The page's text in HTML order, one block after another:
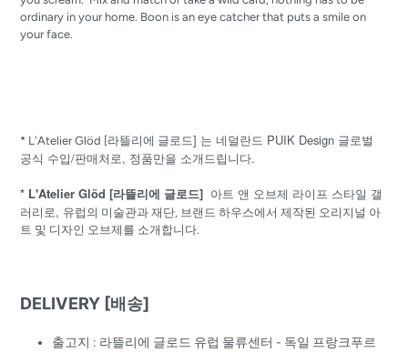
ordinary in your home. Boon is an eye catcher that puts a smile on
your face.
* L'Atelier Glöd [라뜰리에 글로드] 는 네덜란드 PUIK Design 글로벌
공식 수입/판매처로, 정품만을 소개드립니다.
* L'Atelier Glöd [라뜰리에 글로드] 아트 앤 오브제 라이프 스타일 갤
러리로, 유럽의 미술관과 재단, 브랜드 하우스에서 제작된 오리지널 아
트 및 디자인 오브제를 소개합니다.
DELIVERY [배송]
출고지 : 라뜰리에 글로드 유럽 물류센터 - 독일 프랑크푸르